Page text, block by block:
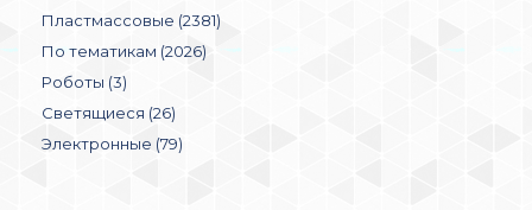
Пластмассовые (2381)
По тематикам (2026)
Роботы (3)
Светящиеся (26)
Электронные (79)